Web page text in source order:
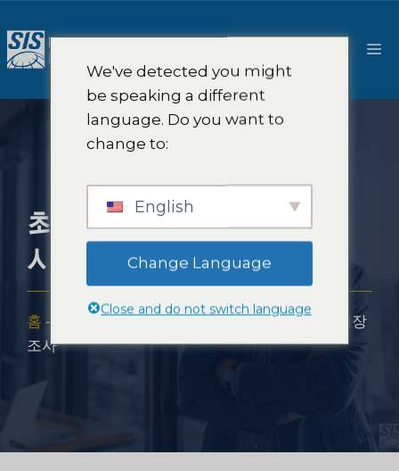
텐
츠
메
최고정보책임자(CIO)
시장 조사
홈 - 전문적 지식-산업-최고정보책임자(CIO) 시장
조사
We've detected you might
be speaking a different
language. Do you want to
change to:
English
Change Language
Close and do not switch language